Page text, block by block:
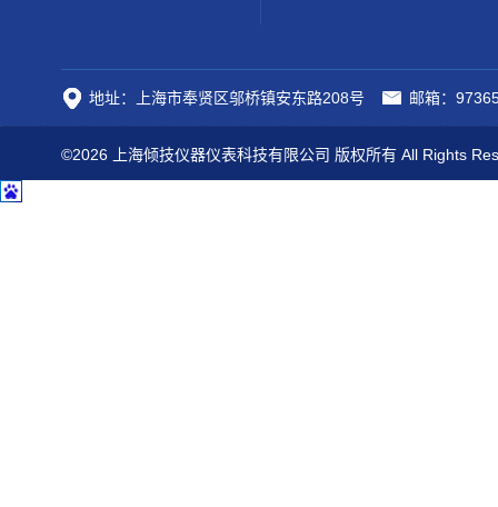
地址：上海市奉贤区邬桥镇安东路208号 邮箱：
©2026 上海倾技仪器仪表科技有限公司 版权所有 All Rights